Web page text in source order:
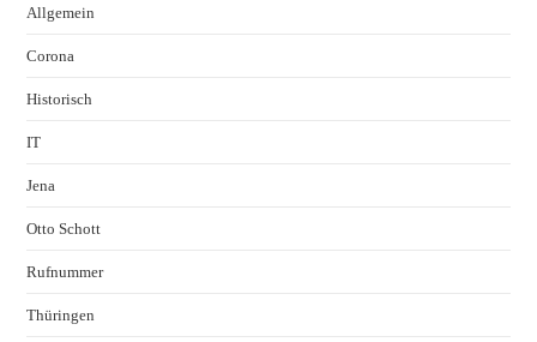
Allgemein
Corona
Historisch
IT
Jena
Otto Schott
Rufnummer
Thüringen